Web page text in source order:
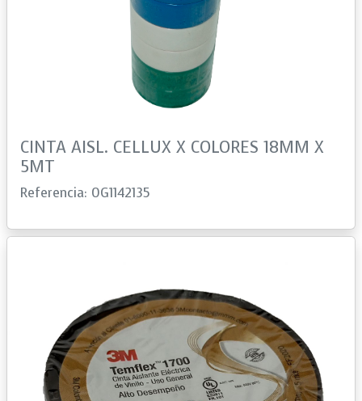
CINTA AISL. CELLUX X COLORES 18MM X
5MT
Referencia: 0G1142135